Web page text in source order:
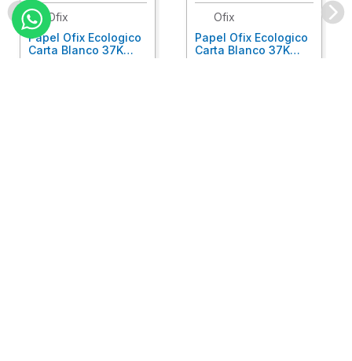
Ofix
Papel Ofix Ecologico
Carta Blanco 37K
Ofix
Papel Ofix Ecologico
Carta Blanco 37K